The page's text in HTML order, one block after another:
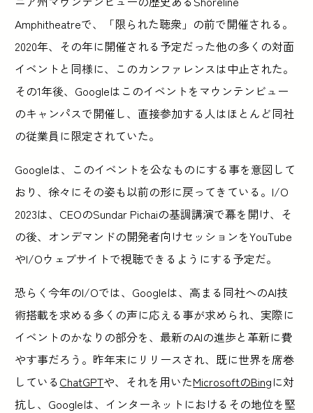
Amphitheatreで、「限られた聴衆」の前で開催される。
2020年、その年に開催される予定だった他の多くの対面
イベントと同様に、このカンファレンスは中止された。
その1年後、Googleはこのイベントをマウンテンビュー
のキャンパスで開催し、直接参加する人はほとんど同社
の従業員に限定されていた。
Googleは、このイベントを公なものにする事を意図して
おり、徐々にその姿も以前の形に戻ってきている。I/O
2023は、CEOのSundar Pichaiの基調講演で幕を開け、そ
の後、オンデマンドの開発者向けセッションをYouTube
やI/Oウェブサイトで視聴できるようにする予定だ。
恐らく今年のI/Oでは、Googleは、高まる同社へのAI技
術搭載を求める多くの声に応える事が求められ、実際に
イベントのかなりの部分を、最新のAIの進歩と革新に費
やす事だろう。昨年末にリリースされ、既に世界を席巻
しているChatGPTや、それを用いたMicrosoftのBingに対
抗し、Googleは、インターネットにおけるその地位を堅